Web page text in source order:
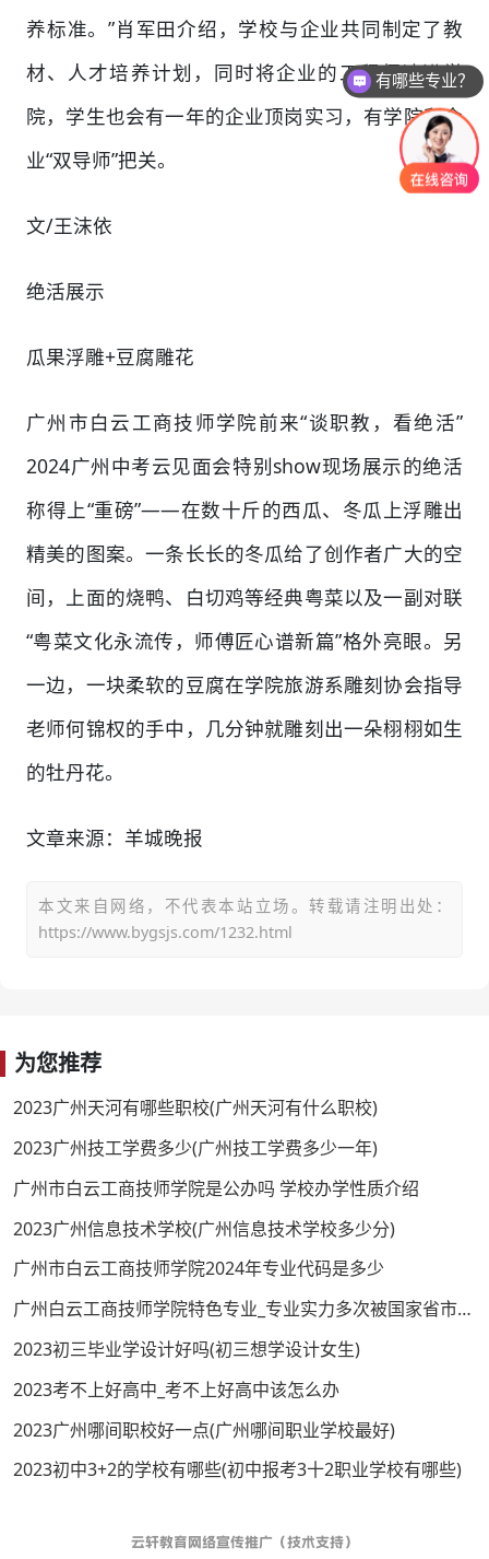
养标准。”肖军田介绍，学校与企业共同制定了教
材、人才培养计划，同时将企业的工程师请进学
院，学生也会有一年的企业顶岗实习，有学院和企
业“双导师”把关。
文/王沫依
绝活展示
瓜果浮雕+豆腐雕花
广州市白云工商技师学院前来“谈职教，看绝活”
2024广州中考云见面会特别show现场展示的绝活
称得上“重磅”——在数十斤的西瓜、冬瓜上浮雕出
精美的图案。一条长长的冬瓜给了创作者广大的空
间，上面的烧鸭、白切鸡等经典粤菜以及一副对联
“粤菜文化永流传，师傅匠心谱新篇”格外亮眼。另
一边，一块柔软的豆腐在学院旅游系雕刻协会指导
老师何锦权的手中，几分钟就雕刻出一朵栩栩如生
的牡丹花。
文章来源：羊城晚报
本文来自网络，不代表本站立场。转载请注明出处：
https://www.bygsjs.com/1232.html
为您推荐
2023广州天河有哪些职校(广州天河有什么职校)
2023广州技工学费多少(广州技工学费多少一年)
广州市白云工商技师学院是公办吗 学校办学性质介绍
2023广州信息技术学校(广州信息技术学校多少分)
广州市白云工商技师学院2024年专业代码是多少
广州白云工商技师学院特色专业_专业实力多次被国家省市认证
2023初三毕业学设计好吗(初三想学设计女生)
2023考不上好高中_考不上好高中该怎么办
2023广州哪间职校好一点(广州哪间职业学校最好)
2023初中3+2的学校有哪些(初中报考3十2职业学校有哪些)
云轩教育网络宣传推广（技术支持）
有哪些专业？